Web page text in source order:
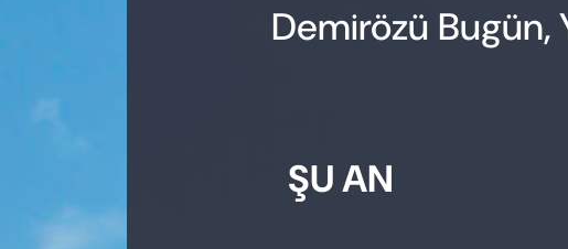
Demirözü Bugün,
ŞU AN